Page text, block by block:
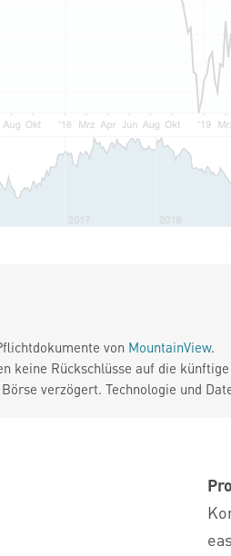
von MountainView.
keine Rückschlüsse auf die
verzögert. Technologie und